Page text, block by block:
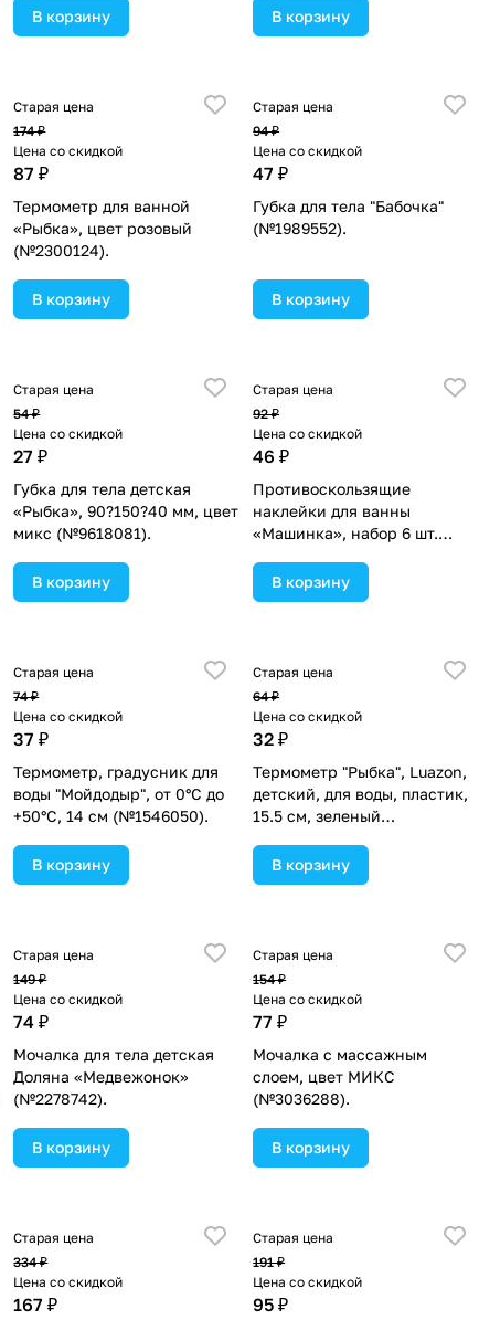
В корзину В корзину
Старая цена
174 ₽
Цена со скидкой
87 ₽
Термометр для ванной
«Рыбка», цвет розовый
(№2300124).
В корзину
Старая цена
94 ₽
Цена со скидкой
47 ₽
Губка для тела "Бабочка"
(№1989552).
В корзину
Старая цена
54 ₽
Цена со скидкой
27 ₽
Губка для тела детская
«Рыбка», 90?150?40 мм, цвет
микс (№9618081).
В корзину
Старая цена
92 ₽
Цена со скидкой
46 ₽
Противоскользящие
наклейки для ванны
«Машинка», набор 6 шт.
В корзину
Старая цена
74 ₽
Цена со скидкой
37 ₽
Термометр, градусник для
воды "Мойдодыр", от 0°С до
+50°С, 14 см (№1546050).
В корзину
Старая цена
64 ₽
Цена со скидкой
32 ₽
Термометр "Рыбка", Luazon,
детский, для воды, пластик,
15.5 см, зеленый
В корзину
Старая цена
149 ₽
Цена со скидкой
74 ₽
Мочалка для тела детская
Доляна «Медвежонок»
(№2278742).
В корзину
Старая цена
154 ₽
Цена со скидкой
77 ₽
Мочалка с массажным
слоем, цвет МИКС
(№3036288).
В корзину
Старая цена
334 ₽
Цена со скидкой
167 ₽
Старая цена
191 ₽
Цена со скидкой
95 ₽